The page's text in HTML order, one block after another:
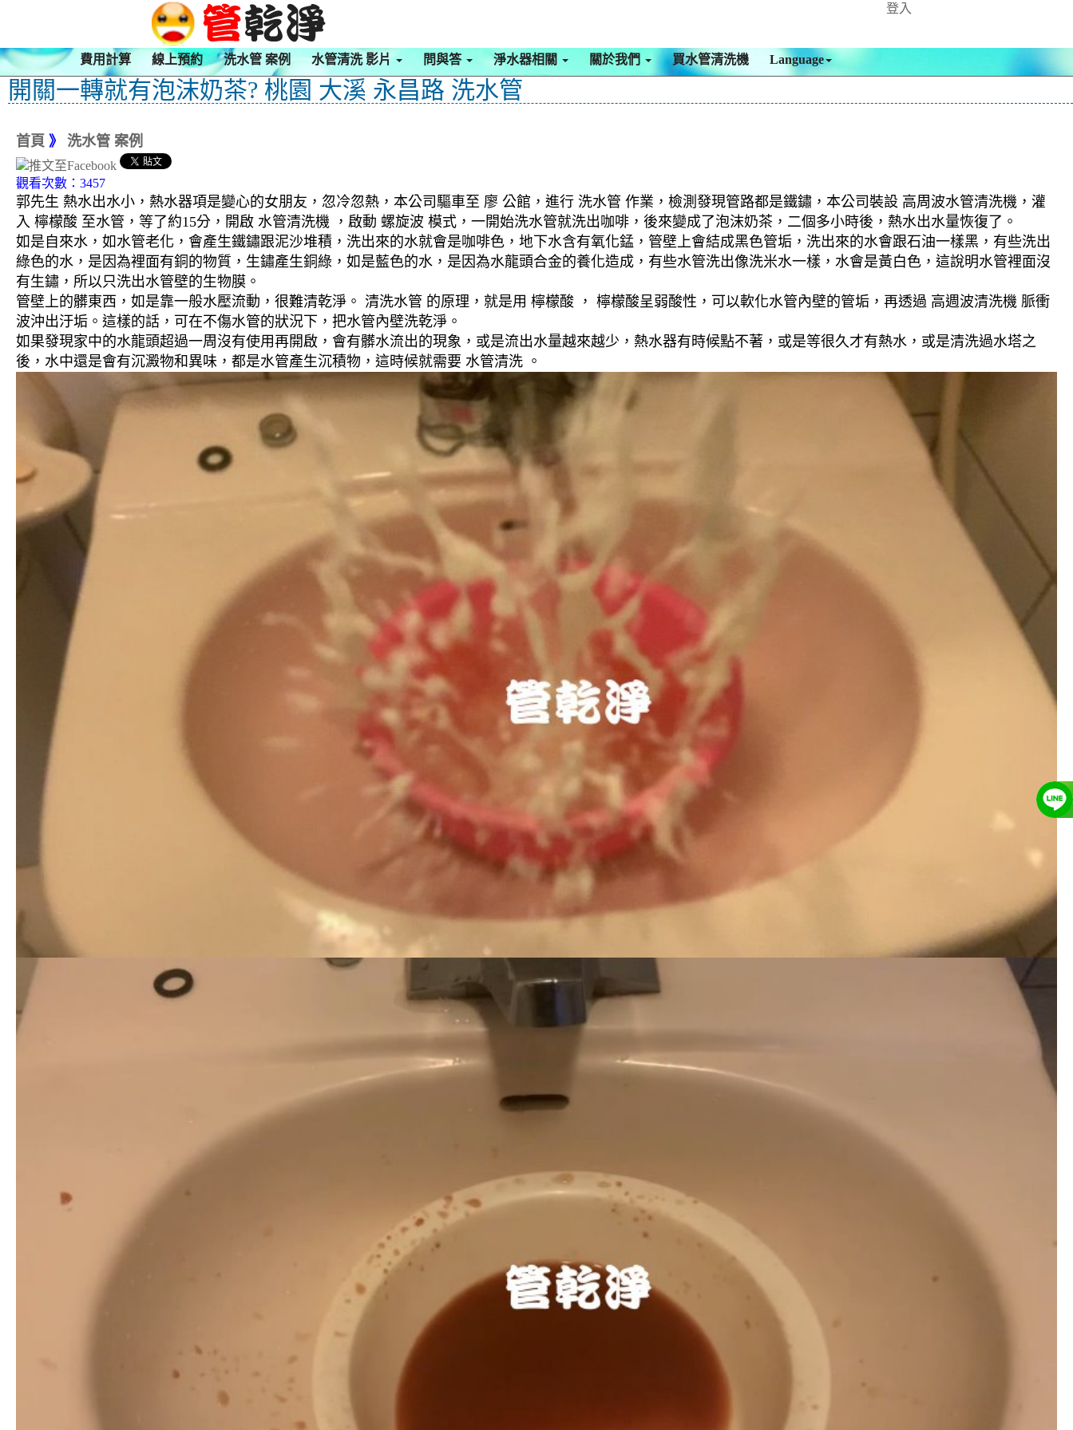
登入
費用計算 線上預約 洗水管 案例 水管清洗 影片 問與答 淨水器相關 關於我們 買水管清洗機 Language
開關一轉就有泡沫奶茶? 桃園 大溪 永昌路 洗水管
首頁 》 洗水管 案例
觀看次數：3457
郭先生 熱水出水小，熱水器項是變心的女朋友，忽冷忽熱，本公司驅車至 廖 公館，進行 洗水管 作業，檢測發現管路都是鐵鏽，本公司裝設 高周波水管清洗機，灌
入 檸檬酸 至水管，等了約15分，開啟 水管清洗機 ，啟動 螺旋波 模式，一開始洗水管就洗出咖啡，後來變成了泡沫奶茶，二個多小時後，熱水出水量恢復了。
如是自來水，如水管老化，會產生鐵鏽跟泥沙堆積，洗出來的水就會是咖啡色，地下水含有氧化錳，管壁上會結成黑色管垢，洗出來的水會跟石油一樣黑，有些洗出
綠色的水，是因為裡面有銅的物質，生鏽產生銅綠，如是藍色的水，是因為水龍頭合金的養化造成，有些水管洗出像洗米水一樣，水會是黃白色，這說明水管裡面沒
有生鏽，所以只洗出水管壁的生物膜。
管壁上的髒東西，如是靠一般水壓流動，很難清乾淨。 清洗水管 的原理，就是用 檸檬酸 ， 檸檬酸呈弱酸性，可以軟化水管內壁的管垢，再透過 高週波清洗機 脈衝
波沖出汙垢。這樣的話，可在不傷水管的狀況下，把水管內壁洗乾淨。
如果發現家中的水龍頭超過一周沒有使用再開啟，會有髒水流出的現象，或是流出水量越來越少，熱水器有時候點不著，或是等很久才有熱水，或是清洗過水塔之
後，水中還是會有沉澱物和異味，都是水管產生沉積物，這時候就需要 水管清洗 。